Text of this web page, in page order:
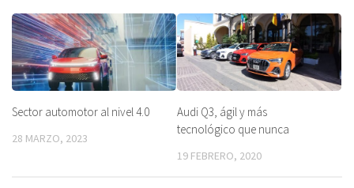
Sector automotor al nivel 4.0
28 MARZO, 2023
Audi Q3, ágil y más
tecnológico que nunca
19 FEBRERO, 2020